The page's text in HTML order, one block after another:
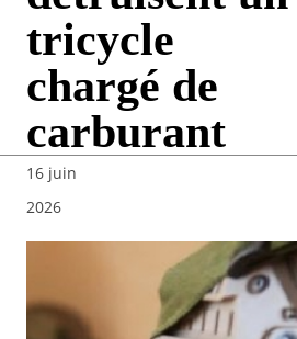
tricycle
chargé de
carburant
16 juin
2026